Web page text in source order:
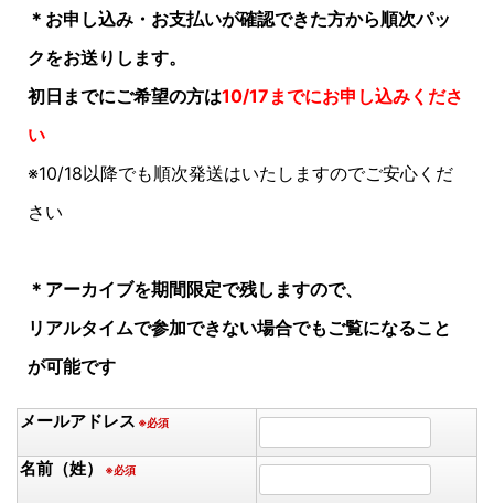
＊お申し込み・お支払いが確認できた方から順次パッ
クをお送りします。
初日までにご希望の方は10/17までにお申し込みくださ
い
※10/18以降でも順次発送はいたしますのでご安心くだ
さい
＊アーカイブを期間限定で残しますので、
リアルタイムで参加できない場合でもご覧になること
が可能です
メールアドレス ※必須
名前（姓） ※必須